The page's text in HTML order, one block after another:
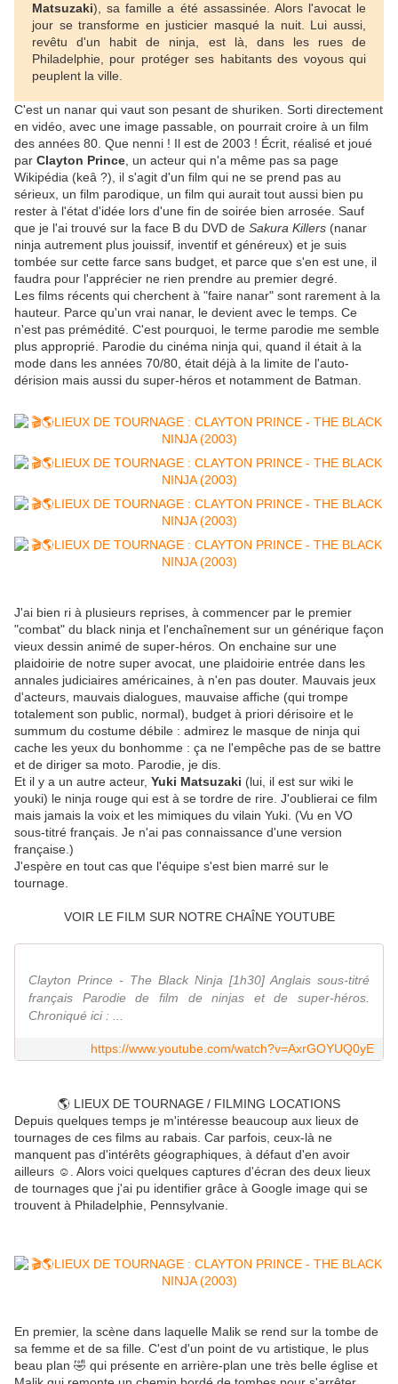
Matsuzaki), sa famille a été assassinée. Alors l'avocat le
jour se transforme en justicier masqué la nuit. Lui aussi,
revêtu d'un habit de ninja, est là, dans les rues de
Philadelphie, pour protéger ses habitants des voyous qui
peuplent la ville.
C'est un nanar qui vaut son pesant de shuriken. Sorti directement
en vidéo, avec une image passable, on pourrait croire à un film
des années 80. Que nenni ! Il est de 2003 ! Écrit, réalisé et joué
par Clayton Prince , un acteur qui n'a même pas sa page
Wikipédia (keâ ?), il s'agit d'un film qui ne se prend pas au
sérieux, un film parodique, un film qui aurait tout aussi bien pu
rester à l'état d'idée lors d'une fin de soirée bien arrosée. Sauf
que je l'ai trouvé sur la face B du DVD de Sakura Killers (nanar
ninja autrement plus jouissif, inventif et généreux) et je suis
tombée sur cette farce sans budget, et parce que s'en est une, il
faudra pour l'apprécier ne rien prendre au premier degré.
Les films récents qui cherchent à "faire nanar" sont rarement à la
hauteur. Parce qu'un vrai nanar, le devient avec le temps. Ce
n'est pas prémédité. C'est pourquoi, le terme parodie me semble
plus approprié. Parodie du cinéma ninja qui, quand il était à la
mode dans les années 70/80, était déjà à la limite de l'auto-
dérision mais aussi du super-héros et notamment de Batman.
J'ai bien ri à plusieurs reprises, à commencer par le premier
"combat" du black ninja et l'enchaînement sur un générique façon
vieux dessin animé de super-héros. On enchaine sur une
plaidoirie de notre super avocat, une plaidoirie entrée dans les
annales judiciaires américaines, à n'en pas douter. Mauvais jeux
d'acteurs, mauvais dialogues, mauvaise affiche (qui trompe
totalement son public, normal), budget à priori dérisoire et le
summum du costume débile : admirez le masque de ninja qui
cache les yeux du bonhomme : ça ne l'empêche pas de se battre
et de diriger sa moto. Parodie, je dis.
Et il y a un autre acteur, Yuki Matsuzaki (lui, il est sur wiki le
youki) le ninja rouge qui est à se tordre de rire. J'oublierai ce film
mais jamais la voix et les mimiques du vilain Yuki. (Vu en VO
sous-titré français. Je n'ai pas connaissance d'une version
française.)
J'espère en tout cas que l'équipe s'est bien marré sur le
tournage.
VOIR LE FILM SUR NOTRE CHAÎNE YOUTUBE
Clayton Prince - The Black Ninja [1h30] Anglais sous-titré
français Parodie de film de ninjas et de super-héros.
Chroniqué ici : ...
https://www.youtube.com/watch?v=AxrGOYUQ0yE
🌎 LIEUX DE TOURNAGE / FILMING LOCATIONS
Depuis quelques temps je m'intéresse beaucoup aux lieux de
tournages de ces films au rabais. Car parfois, ceux-là ne
manquent pas d'intérêts géographiques, à défaut d'en avoir
ailleurs ☺. Alors voici quelques captures d'écran des deux lieux
de tournages que j'ai pu identifier grâce à Google image qui se
trouvent à Philadelphie, Pennsylvanie.
En premier, la scène dans laquelle Malik se rend sur la tombe de
sa femme et de sa fille. C'est d'un point de vu artistique, le plus
beau plan 🤣 qui présente en arrière-plan une très belle église et